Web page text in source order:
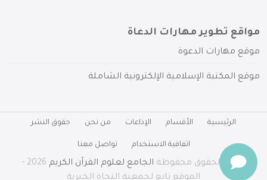
مواقع تطوير مهارات الدعاة
موقع مهارات الدعوة
موقع المكتبة الإسلامية الإلكترونية الشاملة
الرئيسية الأقسام الإذاعات من نحن حقوق النشر
اتفاقية الاستخدام تواصل معنا
جميع الحقوق محفوظة الجامع لعلوم القرآن الكريم
2026 -
الموقع تابع لجمعية النجاة الخيرية